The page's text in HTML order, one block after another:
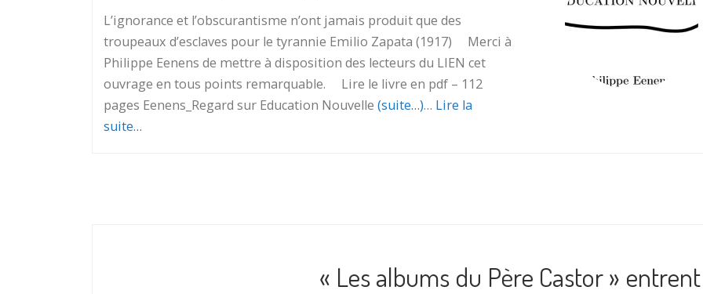
L’ignorance et l’obscurantisme n’ont jamais produit que des
troupeaux d’esclaves pour le tyrannie Emilio Zapata (1917) Merci à
Philippe Eenens de mettre à disposition des lecteurs du LIEN cet
ouvrage en tous points remarquable. Lire le livre en pdf – 112
pages Eenens_Regard sur Education Nouvelle (suite…)… Lire la
suite…
« Les albums du Père Castor » entrent